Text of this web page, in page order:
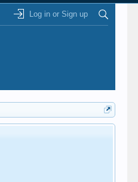
Log in or Sign up